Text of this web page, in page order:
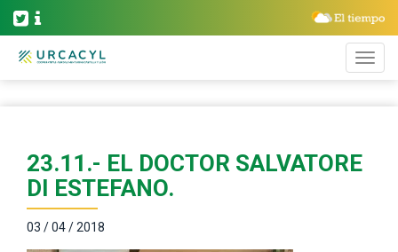
23.11.- EL DOCTOR SALVATORE
DI ESTEFANO.
03 / 04 / 2018